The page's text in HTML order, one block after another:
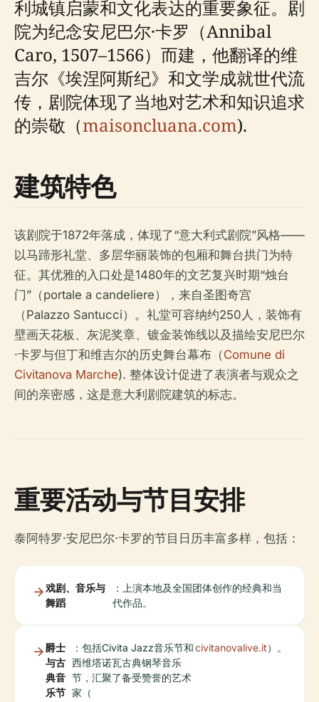
利城镇启蒙和文化表达的重要象征。剧
院为纪念安尼巴尔·卡罗（Annibal
Caro, 1507–1566）而建，他翻译的维
吉尔《埃涅阿斯纪》和文学成就世代流
传，剧院体现了当地对艺术和知识追求
的崇敬（maisoncluana.com).
建筑特色
该剧院于1872年落成，体现了“意大利式剧院”风格——
以马蹄形礼堂、多层华丽装饰的包厢和舞台拱门为特
征。其优雅的入口处是1480年的文艺复兴时期“烛台
门”（portale a candeliere），来自圣图奇宫
（Palazzo Santucci）。礼堂可容纳约250人，装饰有
壁画天花板、灰泥奖章、镀金装饰线以及描绘安尼巴尔
·卡罗与但丁和维吉尔的历史舞台幕布（Comune di
Civitanova Marche). 整体设计促进了表演者与观众之
间的亲密感，这是意大利剧院建筑的标志。
重要活动与节目安排
泰阿特罗·安尼巴尔·卡罗的节目日历丰富多样，包括：
戏剧、音乐与
舞蹈
：上演本地及全国团体创作的经典和当
代作品。
爵士
与古
典音
乐节
：包括Civita Jazz音乐节和
西维塔诺瓦古典钢琴音乐
节，汇聚了备受赞誉的艺术
家（
civitanovalive.it）。